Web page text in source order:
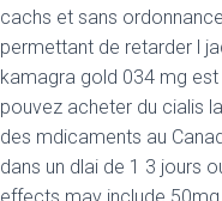
cachs et sans
permettant de retarder l
kamagra gold 034 mg
pouvez acheter du cialis
des mdicaments au
dans un dlai de 1 3 jours